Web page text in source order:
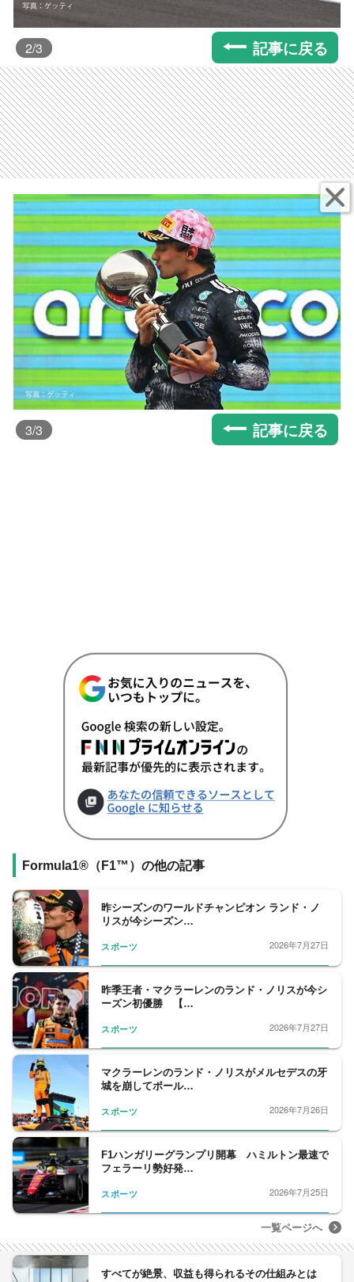
2/3 記事に戻る
3/3 記事に戻る
Formula1®（F1™）の他の記事
昨シーズンのワールドチャンピオン ランド・ノ
リスが今シーズン…
スポーツ 2026年7月27日
昨季王者・マクラーレンのランド・ノリスが今シ
ーズン初優勝 【…
スポーツ 2026年7月27日
マクラーレンのランド・ノリスがメルセデスの牙
城を崩してポール…
スポーツ 2026年7月26日
F1ハンガリーグランプリ開幕 ハミルトン最速で
フェラーリ勢好発…
スポーツ 2026年7月25日
一覧ページへ
すべてが絶景、収益も得られるその仕組みとは